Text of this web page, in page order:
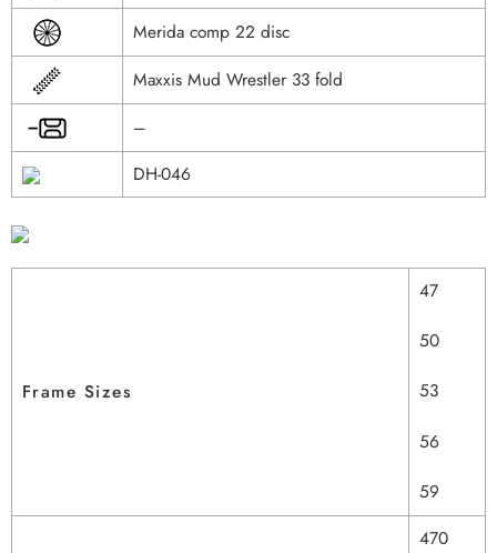
Merida comp 22 disc
Maxxis Mud Wrestler 33 fold
–
DH-046
Frame Sizes
47
50
53
56
59
470